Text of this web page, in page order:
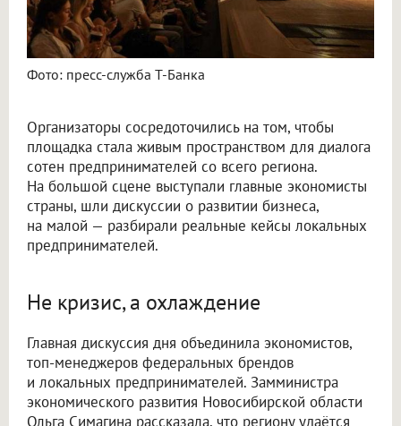
Фото: пресс-служба Т-Банка
Организаторы сосредоточились на том, чтобы
площадка стала живым пространством для диалога
сотен предпринимателей со всего региона.
На большой сцене выступали главные экономисты
страны, шли дискуссии о развитии бизнеса,
на малой — разбирали реальные кейсы локальных
предпринимателей.
Не кризис, а охлаждение
Главная дискуссия дня объединила экономистов,
топ-менеджеров федеральных брендов
и локальных предпринимателей. Замминистра
экономического развития Новосибирской области
Ольга Симагина рассказала, что региону удаётся